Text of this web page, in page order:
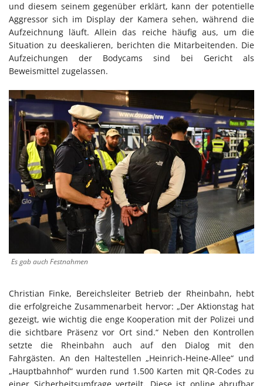
und diesem seinem gegenüber erklärt, kann der potentielle
Aggressor sich im Display der Kamera sehen, während die
Aufzeichnung läuft. Allein das reiche häufig aus, um die
Situation zu deeskalieren, berichten die Mitarbeitenden. Die
Aufzeichungen der Bodycams sind bei Gericht als
Beweismittel zugelassen.
Es gab auch Festnahmen
Christian Finke, Bereichsleiter Betrieb der Rheinbahn, hebt
die erfolgreiche Zusammenarbeit hervor: „Der Aktionstag hat
gezeigt, wie wichtig die enge Kooperation mit der Polizei und
die sichtbare Präsenz vor Ort sind.“ Neben den Kontrollen
setzte die Rheinbahn auch auf den Dialog mit den
Fahrgästen. An den Haltestellen „Heinrich-Heine-Allee“ und
„Hauptbahnhof“ wurden rund 1.500 Karten mit QR-Codes zu